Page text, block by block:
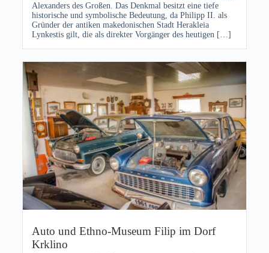
Alexanders des Großen. Das Denkmal besitzt eine tiefe
historische und symbolische Bedeutung, da Philipp II. als
Gründer der antiken makedonischen Stadt Herakleia
Lynkestis gilt, die als direkter Vorgänger des heutigen […]
Auto und Ethno-Museum Filip im Dorf
Krklino